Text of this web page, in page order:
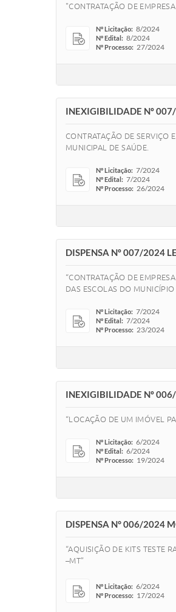
"CONTRATAÇÃO DE
Nº Licitação: 8/2024
Nº Edital: 8/2024
Nº Processo: 27/2024
INEXIGIBILIDADE Nº
CONTRATAÇÃO DE SERVIÇO
MUNICIPAL DE SAÚDE.
Nº Licitação: 7/2024
Nº Edital: 7/2024
Nº Processo: 26/2024
DISPENSA Nº 007/2024
“CONTRATAÇÃO DE
DAS ESCOLAS DO MUNICÍPIO
Nº Licitação: 7/2024
Nº Edital: 7/2024
Nº Processo: 23/2024
INEXIGIBILIDADE Nº
“LOCAÇÃO DE UM IMÓVEL
Nº Licitação: 6/2024
Nº Edital: 6/2024
Nº Processo: 19/2024
DISPENSA N° 006/2024
“AQUISIÇÃO DE KITS TESTE
–MT”
Nº Licitação: 6/2024
Nº Processo: 17/2024